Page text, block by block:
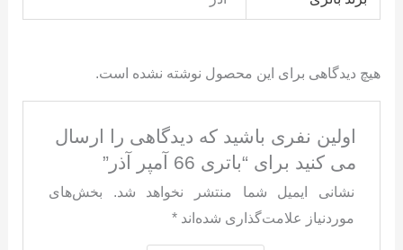
هیچ دیدگاهی برای این محصول نوشته نشده است.
اولین نفری باشید که دیدگاهی را ارسال
می کنید برای “باتری 66 آمپر آذر”
نشانی ایمیل شما منتشر نخواهد شد.
بخش‌های
موردنیاز علامت‌گذاری شده‌اند*